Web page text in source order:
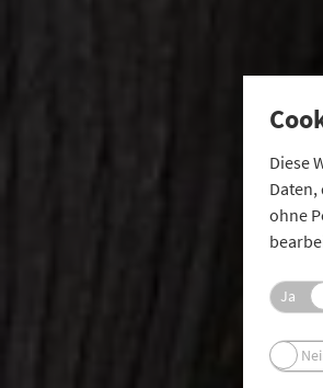
Diese
ohne
Ja